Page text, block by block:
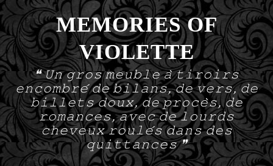
Skip
to
content
MEMORIES OF
VIOLETTE
❝ 𝚄𝚗 𝚐𝚛𝚘𝚜 𝚖𝚎𝚞𝚋𝚕𝚎 𝚊̀ 𝚝𝚒𝚛𝚘𝚒𝚛𝚜
𝚎𝚗𝚌𝚘𝚖𝚋𝚛𝚎́ 𝚍𝚎 𝚋𝚒𝚕𝚊𝚗𝚜, 𝚍𝚎 𝚟𝚎𝚛𝚜, 𝚍𝚎
𝚋𝚒𝚕𝚕𝚎𝚝𝚜 𝚍𝚘𝚞𝚡, 𝚍𝚎 𝚙𝚛𝚘𝚌𝚎̀𝚜, 𝚍𝚎
𝚛𝚘𝚖𝚊𝚗𝚌𝚎𝚜, 𝚊𝚟𝚎𝚌 𝚍𝚎 𝚕𝚘𝚞𝚛𝚍𝚜
𝚌𝚑𝚎𝚟𝚎𝚞𝚡 𝚛𝚘𝚞𝚕𝚎́𝚜 𝚍𝚊𝚗𝚜 𝚍𝚎𝚜
𝚚𝚞𝚒𝚝𝚝𝚊𝚗𝚌𝚎𝚜 ❞